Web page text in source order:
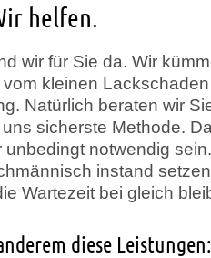
helfen.
wir für Sie da. Wir
kleinen
Natürlich beraten wir
sicherste Methode.
notwendig
instand
Wartezeit bei gleich
diese Leistungen: